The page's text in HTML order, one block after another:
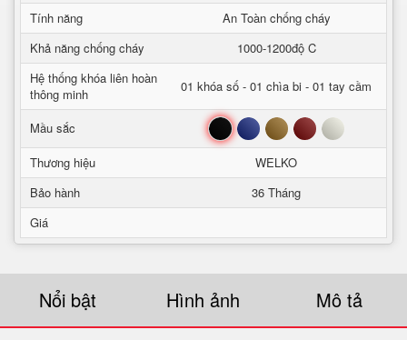
Tính năng
An Toàn chống cháy
Khả năng chống cháy
1000-1200độ C
Hệ thống khóa liên hoàn
thông minh
01 khóa số - 01 chìa bi - 01 tay cầm
Mầu sắc Đen Xanh Nâu Đỏ Trắng
Thương hiệu
WELKO
Bảo hành
36 Tháng
Giá
Nổi bật Hình ảnh Mô tả